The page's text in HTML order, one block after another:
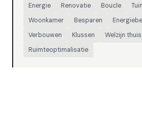
Energie
Renovatie Boucle
Woonkamer
Besparen
Verbouwen
Klussen
Welzijn thuis
Ruimteoptimalisatie